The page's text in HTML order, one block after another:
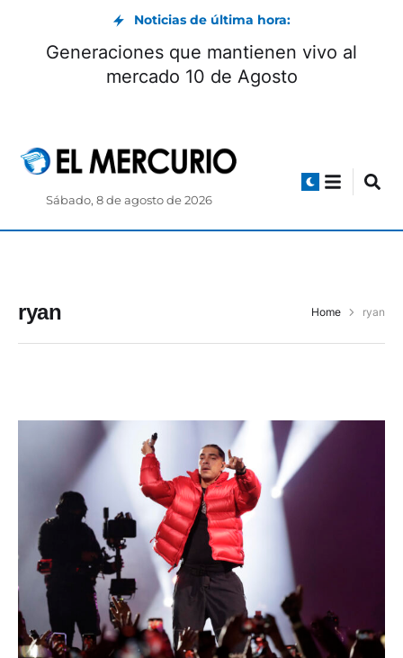
Noticias de última hora:
Generaciones que mantienen vivo al
mercado 10 de Agosto
Sábado, 8 de agosto de 2026
ryan Home ryan